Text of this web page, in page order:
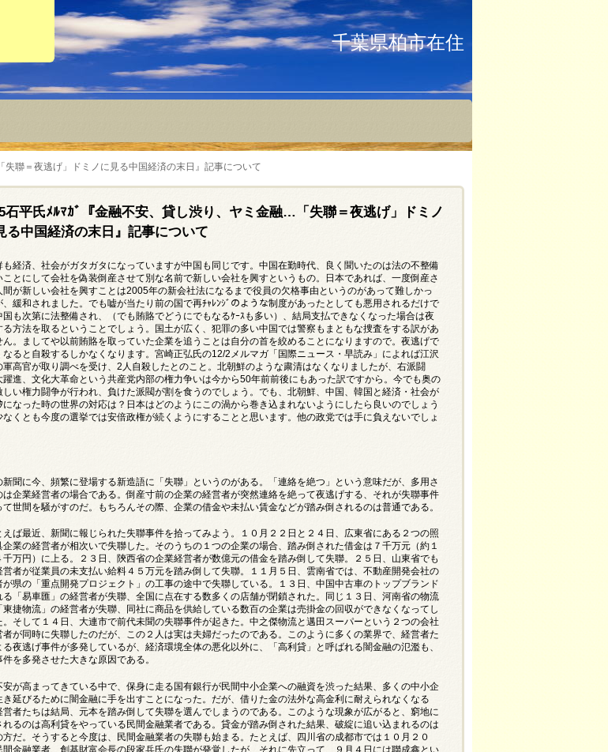
千葉県柏市在住
聯＝夜逃げ」ドミノに見る中国経済の末日』記事について
石平氏ﾒﾙﾏｶﾞ『金融不安、貸し渋り、ヤミ金融…「失聯＝夜逃げ」ドミノ
る中国経済の末日』記事について
も経済、社会がガタガタになっていますが中国も同じです。中国在勤時代、良く聞いたのは法の不整備
ことにして会社を偽装倒産させて別な名前で新しい会社を興すというもの。日本であれば、一度倒産さ
間が新しい会社を興すことは2005年の新会社法になるまで役員の欠格事由というのがあって難しかっ
、緩和されました。でも嘘が当たり前の国で再ﾁｬﾚﾝｼﾞのような制度があったとしても悪用されるだけで
国も次第に法整備され、（でも賄賂でどうにでもなるｹｰｽも多い）、結局支払できなくなった場合は夜
る方法を取るということでしょう。国土が広く、犯罪の多い中国では警察もまともな捜査をする訳があ
ん。ましてや以前賄賂を取っていた企業を追うことは自分の首を絞めることになりますので。夜逃げで
なると自殺するしかなくなります。宮崎正弘氏の12/2メルマガ「国際ニュース・早読み」によれば江沢
軍高官が取り調べを受け、2人自殺したとのこと。北朝鮮のような粛清はなくなりましたが、右派闘
躍進、文化大革命という共産党内部の権力争いは今から50年前前後にもあった訳ですから。今でも奥の
しい権力闘争が行われ、負けた派閥が割を食うのでしょう。でも、北朝鮮、中国、韓国と経済・社会が
になった時の世界の対応は？日本はどのようにこの渦から巻き込まれないようにしたら良いのでしょう
なくとも今度の選挙では安倍政権が続くようにすることと思います。他の政党では手に負えないでしょ
新聞に今、頻繁に登場する新造語に「失聯」というのがある。「連絡を絶つ」という意味だが、多用さ
は企業経営者の場合である。倒産寸前の企業の経営者が突然連絡を絶って夜逃げする、それが失聯事件
て世間を騒がすのだ。もちろんその際、企業の借金や未払い賃金などが踏み倒されるのは普通である。
ば最近、新聞に報じられた失聯事件を拾ってみよう。１０月２２日と２４日、広東省にある２つの照
企業の経営者が相次いで失聯した。そのうちの１つの企業の場合、踏み倒された借金は７千万元（約１
千万円）に上る。２３日、陝西省の企業経営者が数億元の借金を踏み倒して失聯。２５日、山東省でも
営者が従業員の未支払い給料４５万元を踏み倒して失聯。１１月５日、雲南省では、不動産開発会社の
が県の「重点開発プロジェクト」の工事の途中で失聯している。１３日、中国中古車のトップブランド
る「易車匯」の経営者が失聯、全国に点在する数多くの店舗が閉鎖された。同じ１３日、河南省の物流
東捷物流」の経営者が失聯、同社に商品を供給している数百の企業は売掛金の回収ができなくなってし
。そして１４日、大連市で前代未聞の失聯事件が起きた。中之傑物流と邁田スーパーという２つの会社
者が同時に失聯したのだが、この２人は実は夫婦だったのである。このように多くの業界で、経営者た
る夜逃げ事件が多発しているが、経済環境全体の悪化以外に、「高利貸」と呼ばれる闇金融の氾濫も、
件を多発させた大きな原因である。
安が高まってきている中で、保身に走る国有銀行が民間中小企業への融資を渋った結果、多くの中小企
き延びるために闇金融に手を出すことになった。だが、借りた金の法外な高金利に耐えられなくなる
営者たちは結局、元本を踏み倒して失聯を選んでしまうのである。このような現象が広がると、窮地に
れるのは高利貸をやっている民間金融業者である。貸金が踏み倒された結果、破綻に追い込まれるのは
方だ。そうすると今度は、民間金融業者の失聯も始まる。たとえば、四川省の成都市では１０月２０
間金融業者、創基財富会長の段家兵氏の失聯が発覚したが、それに先立って、９月４日には聯成鑫とい